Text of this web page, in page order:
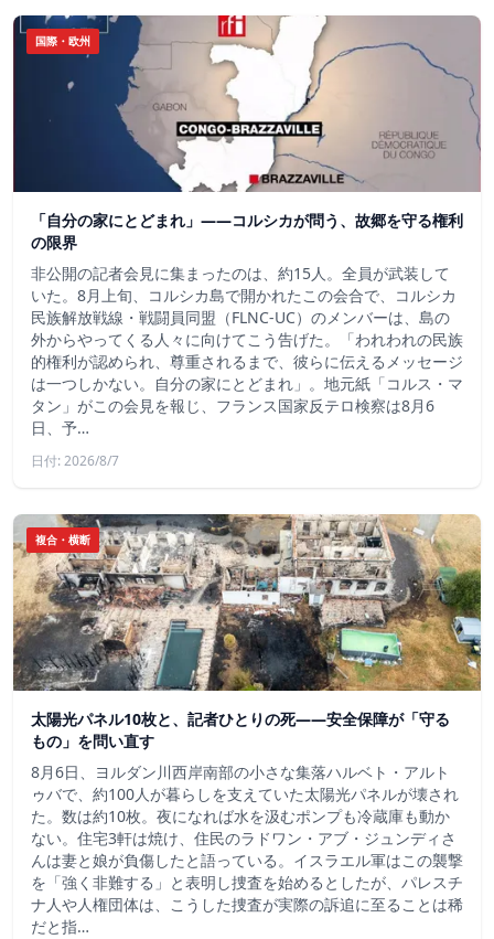
国際・欧州
「自分の家にとどまれ」——コルシカが問う、故郷を守る権利
の限界
非公開の記者会見に集まったのは、約15人。全員が武装して
いた。8月上旬、コルシカ島で開かれたこの会合で、コルシカ
民族解放戦線・戦闘員同盟（FLNC-UC）のメンバーは、島の
外からやってくる人々に向けてこう告げた。「われわれの民族
的権利が認められ、尊重されるまで、彼らに伝えるメッセージ
は一つしかない。自分の家にとどまれ」。地元紙「コルス・マ
タン」がこの会見を報じ、フランス国家反テロ検察は8月6
日、予…
日付: 2026/8/7
複合・横断
太陽光パネル10枚と、記者ひとりの死——安全保障が「守る
もの」を問い直す
8月6日、ヨルダン川西岸南部の小さな集落ハルベト・アルト
ゥバで、約100人が暮らしを支えていた太陽光パネルが壊され
た。数は約10枚。夜になれば水を汲むポンプも冷蔵庫も動か
ない。住宅3軒は焼け、住民のラドワン・アブ・ジュンディさ
んは妻と娘が負傷したと語っている。イスラエル軍はこの襲撃
を「強く非難する」と表明し捜査を始めるとしたが、パレスチ
ナ人や人権団体は、こうした捜査が実際の訴追に至ることは稀
だと指…